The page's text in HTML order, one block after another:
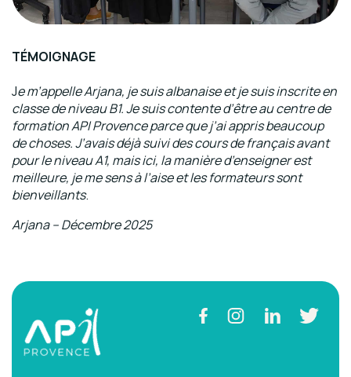
TÉMOIGNAGE
Je m’appelle Arjana, je suis albanaise et je suis inscrite en
classe de niveau B1. Je suis contente d’être au centre de
formation API Provence parce que j’ai appris beaucoup
de choses. J’avais déjà suivi des cours de français avant
pour le niveau A1, mais ici, la manière d’enseigner est
meilleure, je me sens à l’aise et les formateurs sont
bienveillants.
Arjana – Décembre 2025